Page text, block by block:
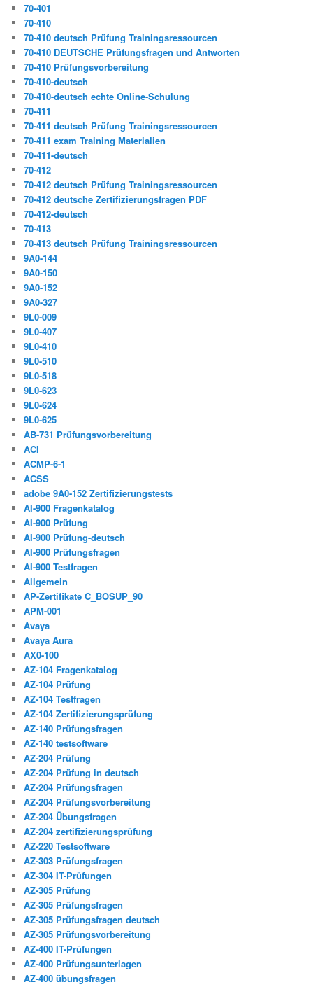
70-401
70-410
70-410 deutsch Prüfung Trainingsressourcen
70-410 DEUTSCHE Prüfungsfragen und Antworten
70-410 Prüfungsvorbereitung
70-410-deutsch
70-410-deutsch echte Online-Schulung
70-411
70-411 deutsch Prüfung Trainingsressourcen
70-411 exam Training Materialien
70-411-deutsch
70-412
70-412 deutsch Prüfung Trainingsressourcen
70-412 deutsche Zertifizierungsfragen PDF
70-412-deutsch
70-413
70-413 deutsch Prüfung Trainingsressourcen
9A0-144
9A0-150
9A0-152
9A0-327
9L0-009
9L0-407
9L0-410
9L0-510
9L0-518
9L0-623
9L0-624
9L0-625
AB-731 Prüfungsvorbereitung
ACI
ACMP-6-1
ACSS
adobe 9A0-152 Zertifizierungstests
AI-900 Fragenkatalog
AI-900 Prüfung
AI-900 Prüfung-deutsch
AI-900 Prüfungsfragen
AI-900 Testfragen
Allgemein
AP-Zertifikate C_BOSUP_90
APM-001
Avaya
Avaya Aura
AX0-100
AZ-104 Fragenkatalog
AZ-104 Prüfung
AZ-104 Testfragen
AZ-104 Zertifizierungsprüfung
AZ-140 Prüfungsfragen
AZ-140 testsoftware
AZ-204 Prüfung
AZ-204 Prüfung in deutsch
AZ-204 Prüfungsfragen
AZ-204 Prüfungsvorbereitung
AZ-204 Übungsfragen
AZ-204 zertifizierungsprüfung
AZ-220 Testsoftware
AZ-303 Prüfungsfragen
AZ-304 IT-Prüfungen
AZ-305 Prüfung
AZ-305 Prüfungsfragen
AZ-305 Prüfungsfragen deutsch
AZ-305 Prüfungsvorbereitung
AZ-400 IT-Prüfungen
AZ-400 Prüfungsunterlagen
AZ-400 übungsfragen